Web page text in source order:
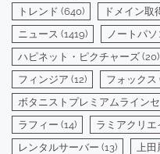
トレンド (640) ドメイン取
ニュース (1419) ノートパ
ハピネット・ピクチャーズ (20)
フィンジア (12) フォックス
ボタニストプレミアムライン
ラフィー (14) ラミアクリエ
レンタルサーバー (13) 上